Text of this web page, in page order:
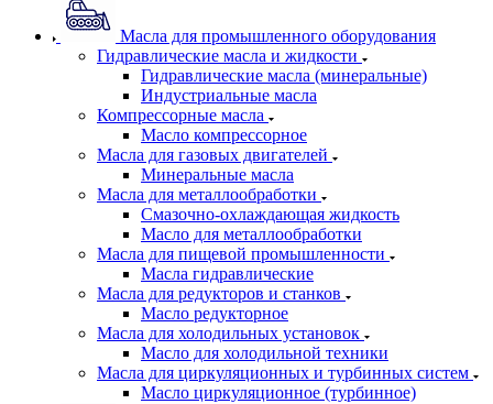
Масла для промышленного оборудования
Гидравлические масла и жидкости
Гидравлические масла (минеральные)
Индустриальные масла
Компрессорные масла
Масло компрессорное
Масла для газовых двигателей
Минеральные масла
Масла для металлообработки
Смазочно-охлаждающая жидкость
Масло для металлообработки
Масла для пищевой промышленности
Масла гидравлические
Масла для редукторов и станков
Масло редукторное
Масла для холодильных установок
Масло для холодильной техники
Масла для циркуляционных и турбинных систем
Масло циркуляционное (турбинное)